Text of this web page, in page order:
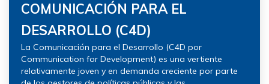
COMUNICACIÓN PARA EL
DESARROLLO (C4D)
La Comunicación para el Desarrollo (C4D por
Communication for Development) es una vertiente
relativamente joven y en demanda creciente por parte